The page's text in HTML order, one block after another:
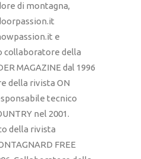
di montagna,
e
collaboratore della
MAGAZINE dal 1996
della rivista ON
tecnico
nel 2001.
della rivista
FREE